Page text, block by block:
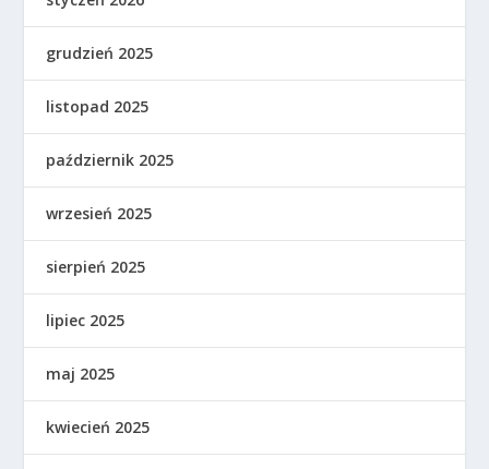
grudzień 2025
listopad 2025
październik 2025
wrzesień 2025
sierpień 2025
lipiec 2025
maj 2025
kwiecień 2025